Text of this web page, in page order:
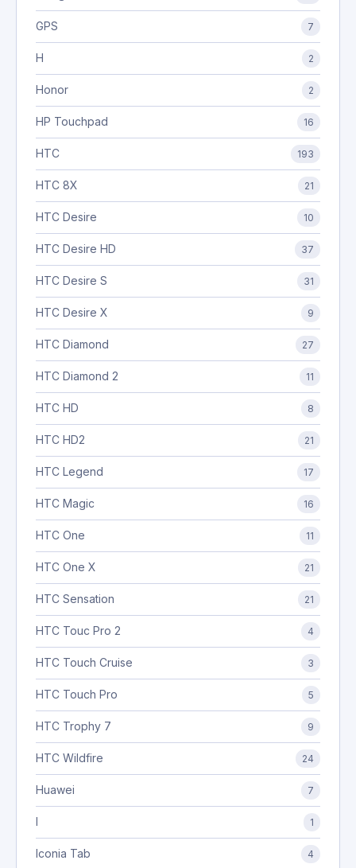
GPS 7
H 2
Honor 2
HP Touchpad 16
HTC 193
HTC 8X 21
HTC Desire 10
HTC Desire HD 37
HTC Desire S 31
HTC Desire X 9
HTC Diamond 27
HTC Diamond 2 11
HTC HD 8
HTC HD2 21
HTC Legend 17
HTC Magic 16
HTC One 11
HTC One X 21
HTC Sensation 21
HTC Touc Pro 2 4
HTC Touch Cruise 3
HTC Touch Pro 5
HTC Trophy 7 9
HTC Wildfire 24
Huawei 7
I 1
Iconia Tab 4